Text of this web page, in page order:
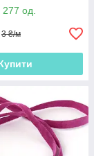
277 од.
3 ₴/м